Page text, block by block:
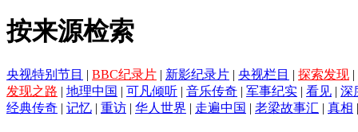
按来源检索
央视特别节目 | BBC纪录片 | 新影纪录片 | 央视栏目 | 探索发现 |
发现之路 | 地理中国 | 可凡倾听 | 音乐传奇 | 军事纪实 | 看见 | 深
经典传奇 | 记忆 | 重访 | 华人世界 | 走遍中国 | 老梁故事汇 | 真相